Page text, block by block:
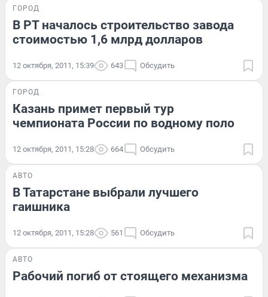
ГОРОД
В РТ началось строительство завода
стоимостью 1,6 млрд долларов
12 октября, 2011, 15:39 643 Обсудить
ГОРОД
Казань примет первый тур
чемпионата России по водному поло
12 октября, 2011, 15:28 664 Обсудить
АВТО
В Татарстане выбрали лучшего
гаишника
12 октября, 2011, 15:28 561 Обсудить
АВТО
Рабочий погиб от стоящего механизма